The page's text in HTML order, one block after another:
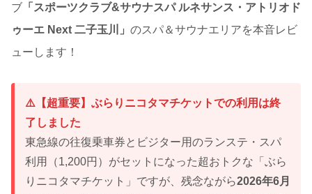
ブ 「スポーツクラブ&サウナスパ ルネサンス・アトリオド
ゥーエ Next 二子玉川」 のスパ＆サウナエリアを本音レビ
ューします！
⚠️【超重要】ぶらりニコタマチケットでの利用は終
了しました
東急線の往復乗車券とビジター用のランステ・スパ
利用（1,200円）がセットになった超おトクな「ぶら
りニコタマチケット」ですが、残念ながら2026年6月